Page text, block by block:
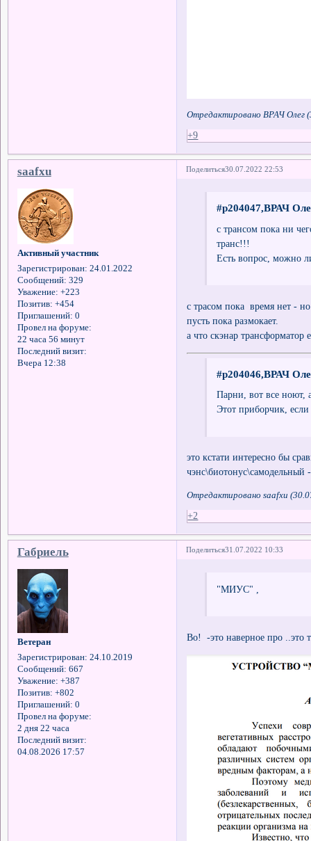
Отредактировано ВРАЧ Олег
+9
Поделиться30.07.2022 22:53
saafxu
Активный участник
Зарегистрирован: 24.01.2022
Сообщений: 329
Уважение: +223
Позитив: +454
Приглашений: 0
Провел на форуме:
22 часа 56 минут
Последний визит:
Вчера 12:38
#p204047,ВРАЧ
с трансом пока ни
транс!!!
Есть вопрос, можно
с трасом пока время нет -
пусть пока размокает.
а что скэнар трансформатор
#p204046,ВРАЧ
Парни, вот все
Этот приборчик,
это кстати интересно бы
Отредактировано saafxu
+2
Поделиться31.07.2022 10:33
Габриель
Ветеран
Зарегистрирован: 24.10.2019
Сообщений: 667
Уважение: +387
Позитив: +802
Приглашений: 0
Провел на форуме:
2 дня 22 часа
Последний визит:
04.08.2026 17:57
"МИУС" ,
Во! -это наверное про ..это